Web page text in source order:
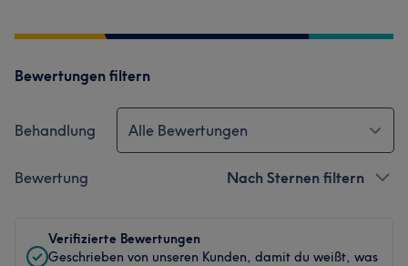
Bewertungen filtern
Behandlung Alle Bewertungen
Bewertung Nach Sternen filtern
Verifizierte Bewertungen
Geschrieben von unseren Kunden, damit du weißt, was